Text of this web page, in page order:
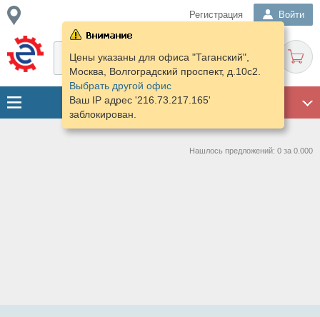
Регистрация Войти
Цены указаны для офиса "Таганский",
Москва, Волгоградский проспект, д.10с2.
Выбрать другой офис
Ваш IP адрес '216.73.217.165'
заблокирован.
Нашлось предложений: 0 за 0.000